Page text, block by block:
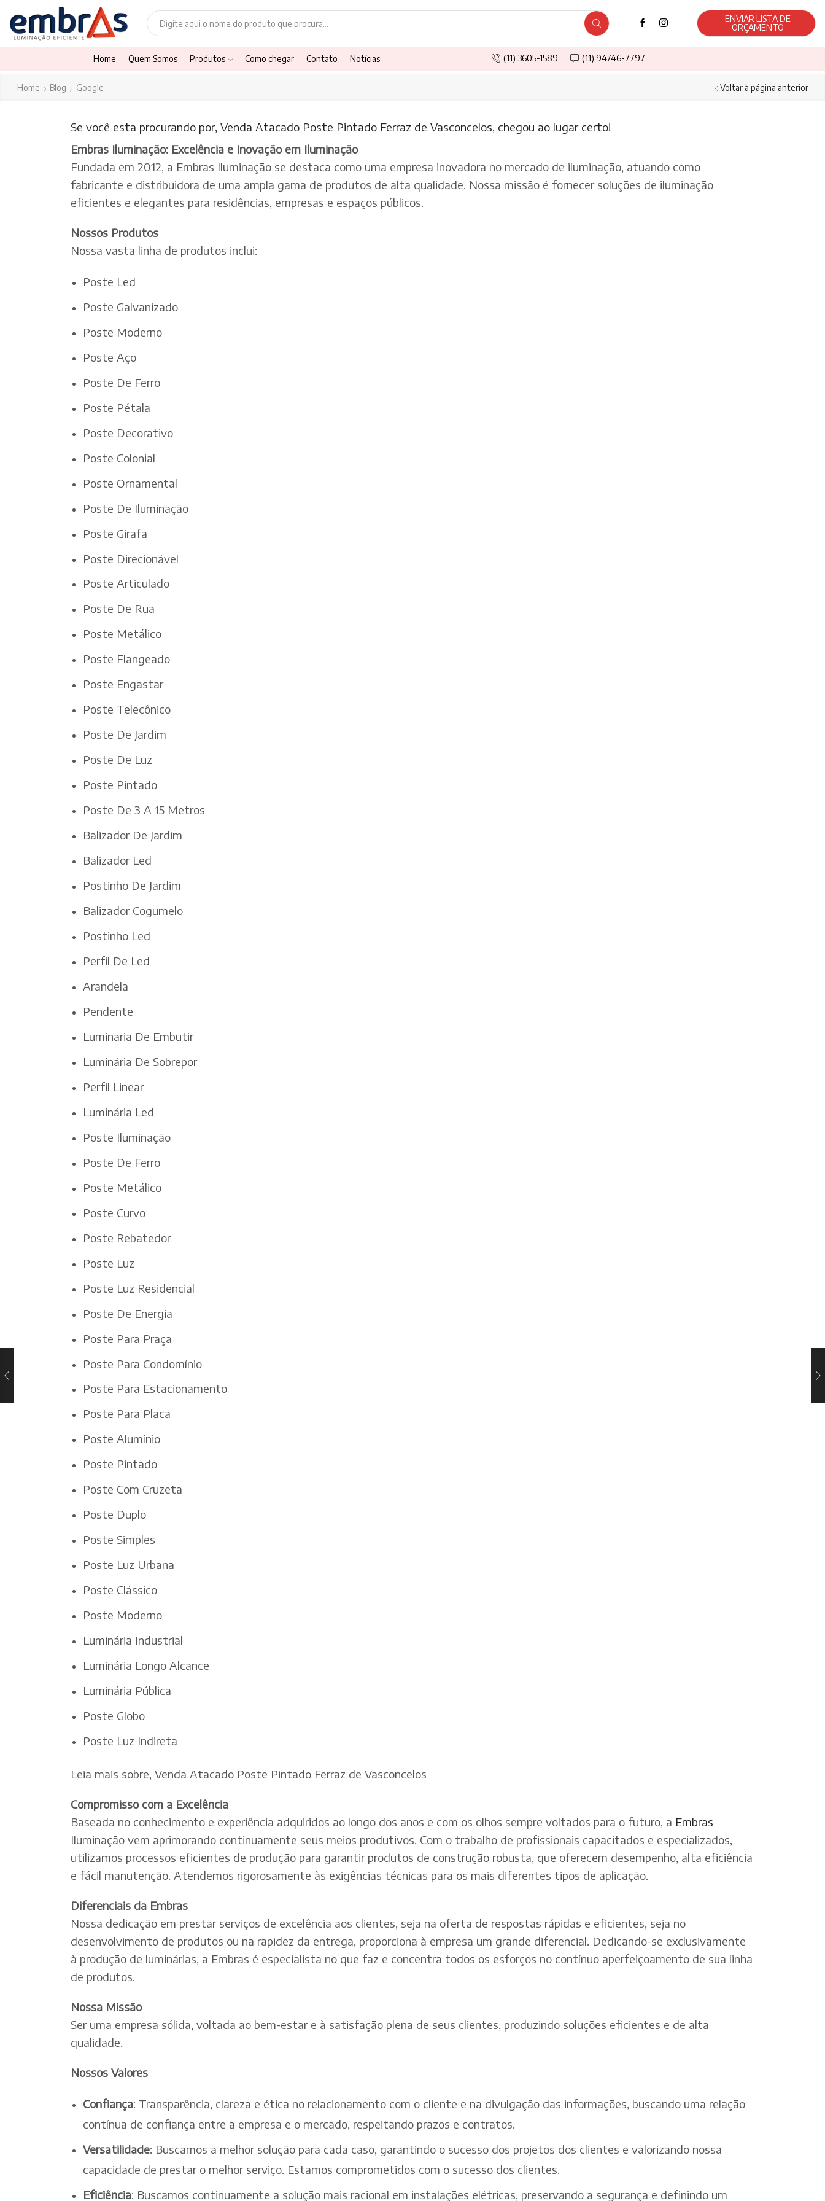
ENVIAR LISTA DE
ORÇAMENTO
Home Quem Somos Produtos Como chegar Contato Notícias (11) 3605-1589 (11) 94746-7797
Voltar à página anterior
Home Blog Google
Se você esta procurando por, Venda Atacado Poste Pintado Ferraz de Vasconcelos, chegou ao lugar certo!
Embras Iluminação: Excelência e Inovação em Iluminação
Fundada em 2012, a Embras Iluminação se destaca como uma empresa inovadora no mercado de iluminação, atuando como
fabricante e distribuidora de uma ampla gama de produtos de alta qualidade. Nossa missão é fornecer soluções de iluminação
eficientes e elegantes para residências, empresas e espaços públicos.
Nossos Produtos
Nossa vasta linha de produtos inclui:
Poste Led
Poste Galvanizado
Poste Moderno
Poste Aço
Poste De Ferro
Poste Pétala
Poste Decorativo
Poste Colonial
Poste Ornamental
Poste De Iluminação
Poste Girafa
Poste Direcionável
Poste Articulado
Poste De Rua
Poste Metálico
Poste Flangeado
Poste Engastar
Poste Telecônico
Poste De Jardim
Poste De Luz
Poste Pintado
Poste De 3 A 15 Metros
Balizador De Jardim
Balizador Led
Postinho De Jardim
Balizador Cogumelo
Postinho Led
Perfil De Led
Arandela
Pendente
Luminaria De Embutir
Luminária De Sobrepor
Perfil Linear
Luminária Led
Poste Iluminação
Poste De Ferro
Poste Metálico
Poste Curvo
Poste Rebatedor
Poste Luz
Poste Luz Residencial
Poste De Energia
Poste Para Praça
Poste Para Condomínio
Poste Para Estacionamento
Poste Para Placa
Poste Alumínio
Poste Pintado
Poste Com Cruzeta
Poste Duplo
Poste Simples
Poste Luz Urbana
Poste Clássico
Poste Moderno
Luminária Industrial
Luminária Longo Alcance
Luminária Pública
Poste Globo
Poste Luz Indireta
Leia mais sobre, Venda Atacado Poste Pintado Ferraz de Vasconcelos
Compromisso com a Excelência
Baseada no conhecimento e experiência adquiridos ao longo dos anos e com os olhos sempre voltados para o futuro, a Embras
Iluminação vem aprimorando continuamente seus meios produtivos. Com o trabalho de profissionais capacitados e especializados,
utilizamos processos eficientes de produção para garantir produtos de construção robusta, que oferecem desempenho, alta eficiência
e fácil manutenção. Atendemos rigorosamente às exigências técnicas para os mais diferentes tipos de aplicação.
Diferenciais da Embras
Nossa dedicação em prestar serviços de excelência aos clientes, seja na oferta de respostas rápidas e eficientes, seja no
desenvolvimento de produtos ou na rapidez da entrega, proporciona à empresa um grande diferencial. Dedicando-se exclusivamente
à produção de luminárias, a Embras é especialista no que faz e concentra todos os esforços no contínuo aperfeiçoamento de sua linha
de produtos.
Nossa Missão
Ser uma empresa sólida, voltada ao bem-estar e à satisfação plena de seus clientes, produzindo soluções eficientes e de alta
qualidade.
Nossos Valores
Confiança: Transparência, clareza e ética no relacionamento com o cliente e na divulgação das informações, buscando uma relação
contínua de confiança entre a empresa e o mercado, respeitando prazos e contratos.
Versatilidade: Buscamos a melhor solução para cada caso, garantindo o sucesso dos projetos dos clientes e valorizando nossa
capacidade de prestar o melhor serviço. Estamos comprometidos com o sucesso dos clientes.
Eficiência: Buscamos continuamente a solução mais racional em instalações elétricas, preservando a segurança e definindo um